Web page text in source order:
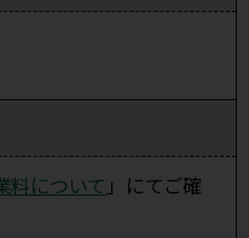
料について 」にてご確